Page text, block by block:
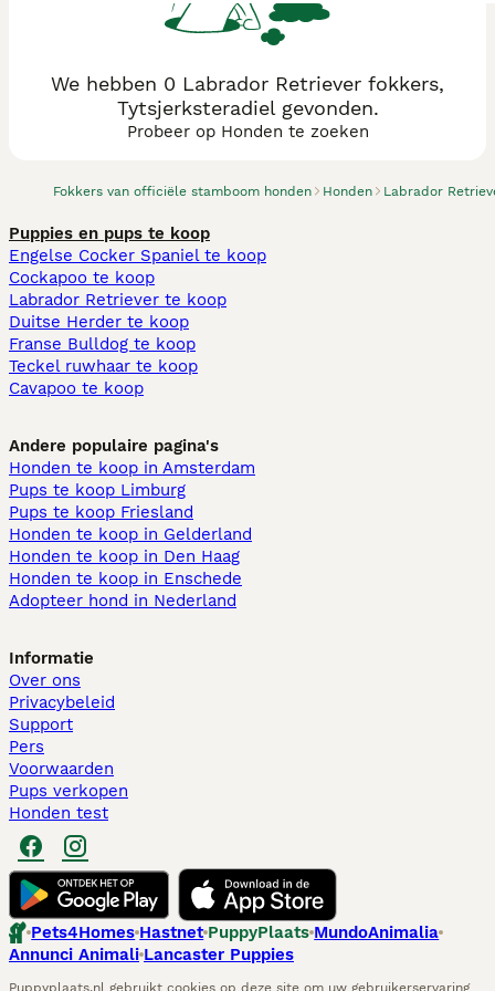
Fokkers van officiële stamboom honden Honden Labrador
We hebben 0 Labrador Retriever fokkers,
Tytsjerksteradiel gevonden.
Probeer op Honden te zoeken
Puppies en pups te koop
Engelse Cocker Spaniel te koop
Cockapoo te koop
Labrador Retriever te koop
Duitse Herder te koop
Franse Bulldog te koop
Teckel ruwhaar te koop
Cavapoo te koop
Andere populaire pagina's
Honden te koop in Amsterdam
Pups te koop Limburg​
Pups te koop Friesland​
Honden te koop in Gelderland
Honden te koop in Den Haag
Honden te koop in Enschede
Adopteer hond in Nederland
Informatie
Over ons
Privacybeleid
Support
Pers
Voorwaarden
Pups verkopen
Honden test
Pets4Homes Hastnet PuppyPlaats MundoAnimalia
Annunci Animali Lancaster Puppies
Puppyplaats.nl gebruikt cookies op deze site om uw gebruikerservaring